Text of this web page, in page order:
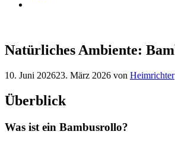
Natürliches Ambiente:
10. Juni 202623. März 2026 von Heimrichter
Überblick
Was ist ein Bambusrollo?